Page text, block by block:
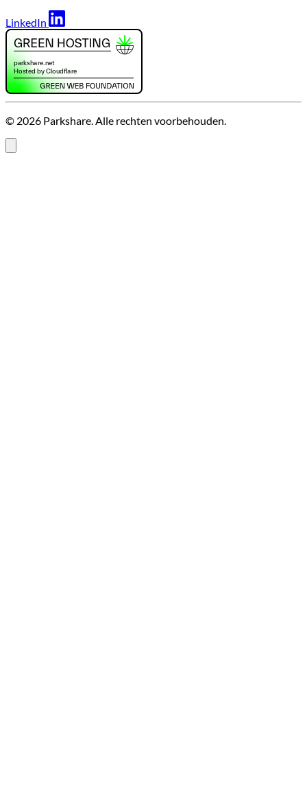
LinkedIn
© 2026 Parkshare. Alle rechten voorbehouden.